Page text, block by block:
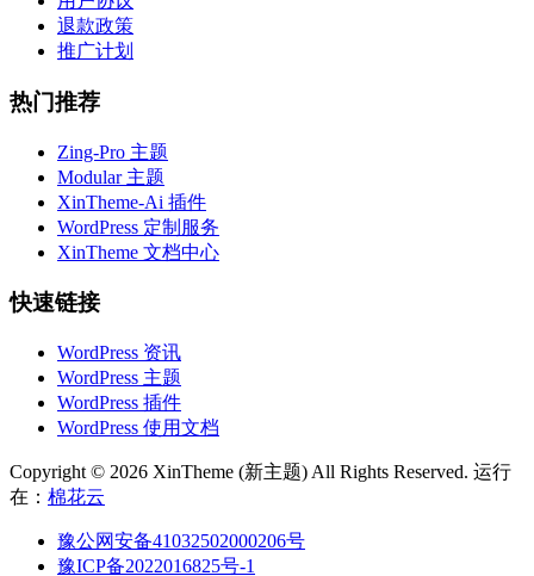
退款政策
推广计划
热门推荐
Zing-Pro 主题
Modular 主题
XinTheme-Ai 插件
WordPress 定制服务
XinTheme 文档中心
快速链接
WordPress 资讯
WordPress 主题
WordPress 插件
WordPress 使用文档
Copyright © 2026 XinTheme (新主题) All Rights Reserved. 运行
在： 棉花云
豫公网安备41032502000206号
豫ICP备2022016825号-1